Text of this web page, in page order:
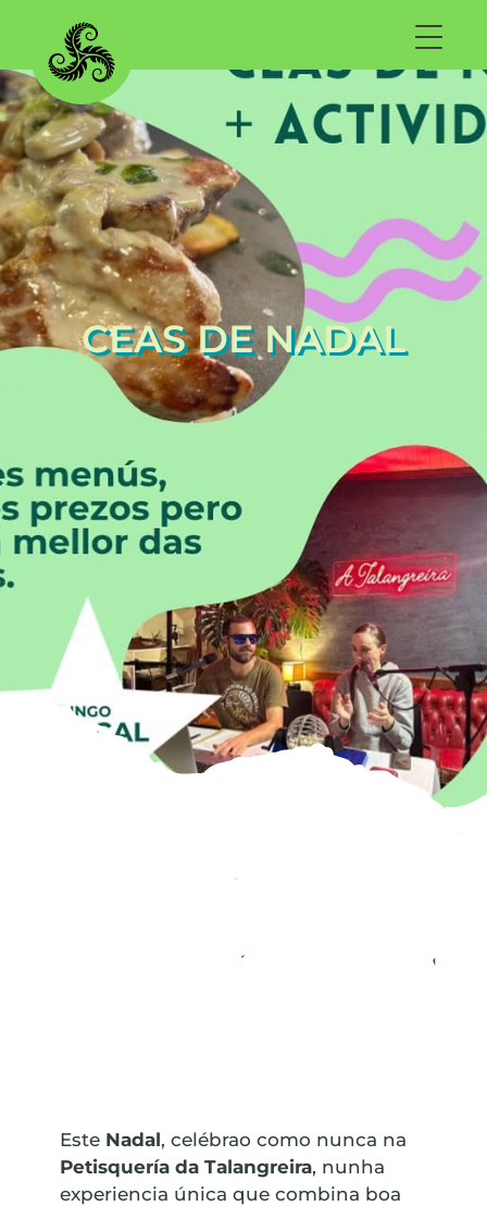
CEAS DE NADAL
Este Nadal, celébrao como nunca na
Petisquería da Talangreira, nunha
experiencia única que combina boa